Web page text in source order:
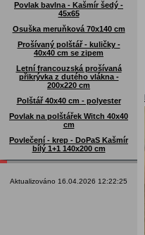
Povlak bavlna - Kašmír šedý -
45x65
Osuška meruňková 70x140 cm
Prošívaný polštář - kuličky -
40x40 cm se zipem
Letní francouzská prošívaná
přikrývka z dutého vlákna -
200x220 cm
Polštář 40x40 cm - polyester
Povlak na polštářek Witch 40x40
cm
Povlečení - krep - DoPaS Kašmír
bílý 1+1 140x200 cm
Aktualizováno 16.04.2026 12:22:25